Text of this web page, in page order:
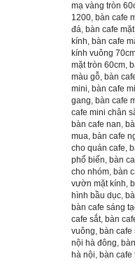
mạ vàng tròn
1200, bàn cafe
đá, bàn cafe
kính, bàn cafe
kính vuông
mặt tròn 60cm,
màu gỗ, bàn
mini, bàn cafe
gang, bàn cafe
cafe mini chân
bàn cafe nan,
mua, bàn cafe
cho quán cafe,
phổ biến, bàn
cho nhóm, bàn
vườn mặt kính,
hình bầu dục,
bàn cafe sáng
cafe sắt, bàn
vuông, bàn cafe
nội hà đông,
hà nội, bàn cafe